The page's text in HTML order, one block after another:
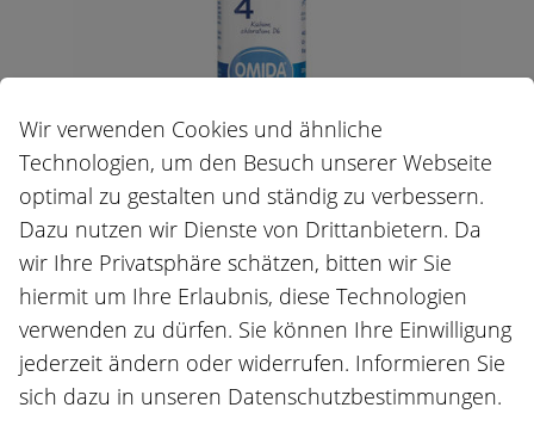
GRÖSSE:
30 ml
PHARMACODE:
7389455
AUCH ERHÄLTLICH ALS:
Wir verwenden Cookies und ähnliche
Technologien, um den Besuch unserer Webseite
optimal zu gestalten und ständig zu verbessern.
Dazu nutzen wir Dienste von Drittanbietern. Da
wir Ihre Privatsphäre schätzen, bitten wir Sie
hiermit um Ihre Erlaubnis, diese Technologien
verwenden zu dürfen. Sie können Ihre Einwilligung
jederzeit ändern oder widerrufen. Informieren Sie
sich dazu in unseren Datenschutzbestimmungen.